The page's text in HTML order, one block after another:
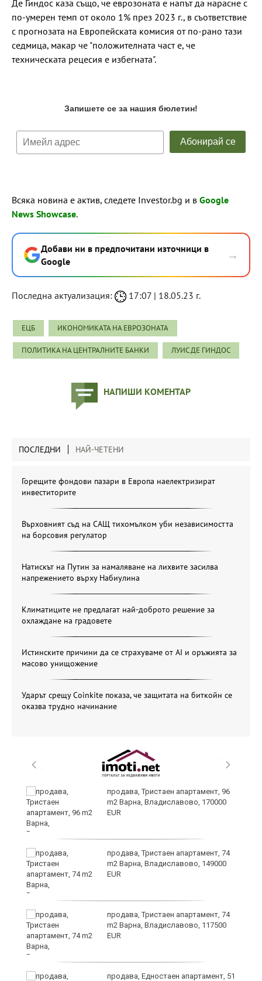
Де Гиндос каза също, че еврозоната е напът да нарасне с
по-умерен темп от около 1% през 2023 г., в съответствие
с прогнозата на Европейската комисия от по-рано тази
седмица, макар че "положителната част е, че
техническата рецесия е избегната".
Всяка новина е актив, следете Investor.bg и в Google
News Showcase.
Добави ни в предпочитани източници в
Google
→
Последна актуализация: 17:07 | 18.05.23 г.
ЕЦБ ИКОНОМИКАТА НА ЕВРОЗОНАТА
ПОЛИТИКА НА ЦЕНТРАЛНИТЕ БАНКИ ЛУИС ДЕ ГИНДОС
НАПИШИ КОМЕНТАР
ПОСЛЕДНИ НАЙ-ЧЕТЕНИ
Горещите фондови пазари в Европа наелектризират
инвеститорите
Върховният съд на САЩ тихомълком уби независимостта
на борсовия регулатор
Натискът на Путин за намаляване на лихвите засилва
напрежението върху Набиулина
Климатиците не предлагат най-доброто решение за
охлаждане на градовете
Истинските причини да се страхуваме от AI и оръжията за
масово унищожение
Ударът срещу Coinkite показа, че защитата на биткойн се
оказва трудно начинание
продава, Тристаен апартамент, 96
m2 Варна, Владиславово, 170000
EUR
продава, Тристаен апартамент, 74
m2 Варна, Владиславово, 149000
EUR
продава, Тристаен апартамент, 74
m2 Варна, Владиславово, 117500
EUR
продава, Едностаен апартамент, 51